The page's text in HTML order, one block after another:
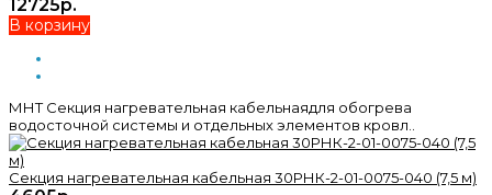
12725р.
В корзину
МНТ Секция нагревательная кабельнаядля обогрева
водосточной системы и отдельных элементов кровл..
Секция нагревательная кабельная 30РНК-2-01-0075-040 (7,5 м)